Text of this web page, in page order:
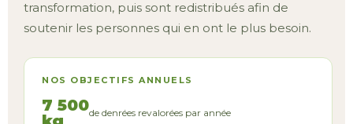
transformation, puis sont redistribués afin de
soutenir les personnes qui en ont le plus besoin.
NOS OBJECTIFS ANNUELS
7 500de denrées revalorées par année